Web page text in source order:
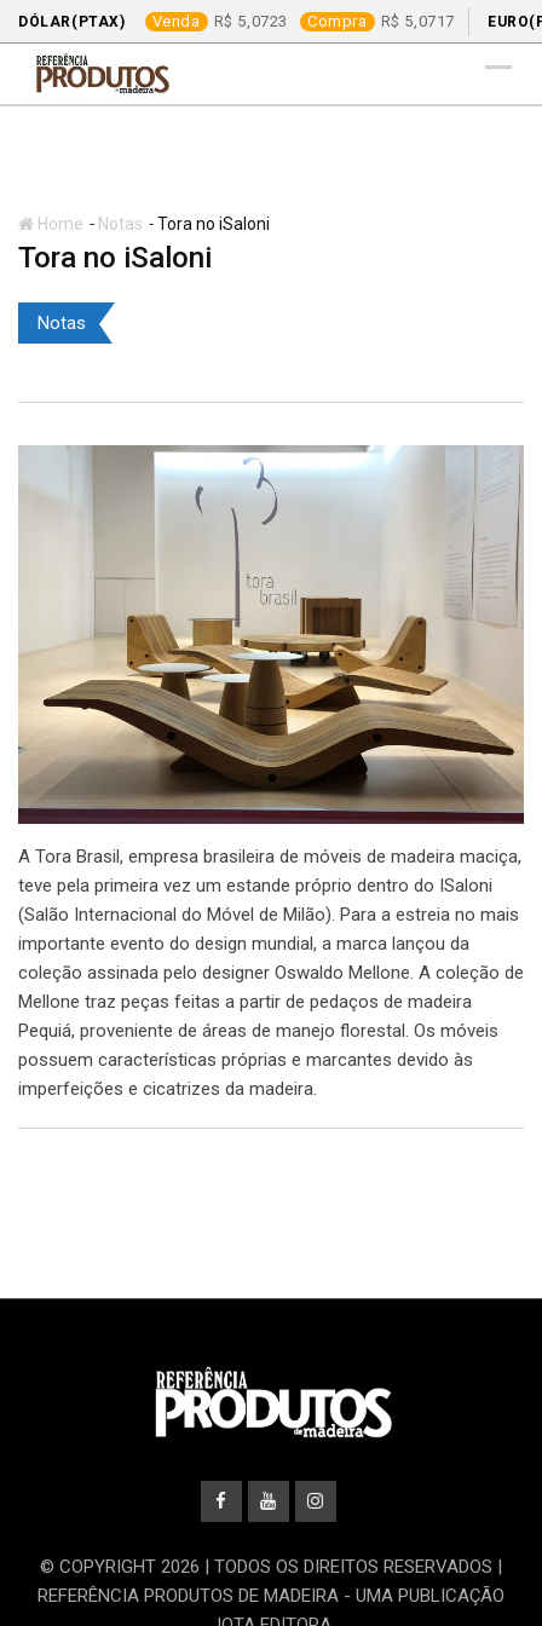
DÓLAR(PTAX) Venda 5,0723 Compra 5,0717
Home - Notas -Tora no iSaloni
Tora no iSaloni
Notas
A Tora Brasil, empresa brasileira de móveis de madeira maciça,
teve pela primeira vez um estande próprio dentro do ISaloni
(Salão Internacional do Móvel de Milão). Para a estreia no mais
importante evento do design mundial, a marca lançou da
coleção assinada pelo designer Oswaldo Mellone. A coleção de
Mellone traz peças feitas a partir de pedaços de madeira
Pequiá, proveniente de áreas de manejo florestal. Os móveis
possuem características próprias e marcantes devido às
imperfeições e cicatrizes da madeira.
© COPYRIGHT 2026 | TODOS OS DIREITOS RESERVADOS |
REFERÊNCIA PRODUTOS DE MADEIRA - UMA PUBLICAÇÃO